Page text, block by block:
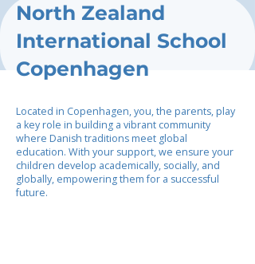
North Zealand
International School
Copenhagen
Located in Copenhagen, you, the parents, play
a key role in building a vibrant community
where Danish traditions meet global
education. With your support, we ensure your
children develop academically, socially, and
globally, empowering them for a successful
future.